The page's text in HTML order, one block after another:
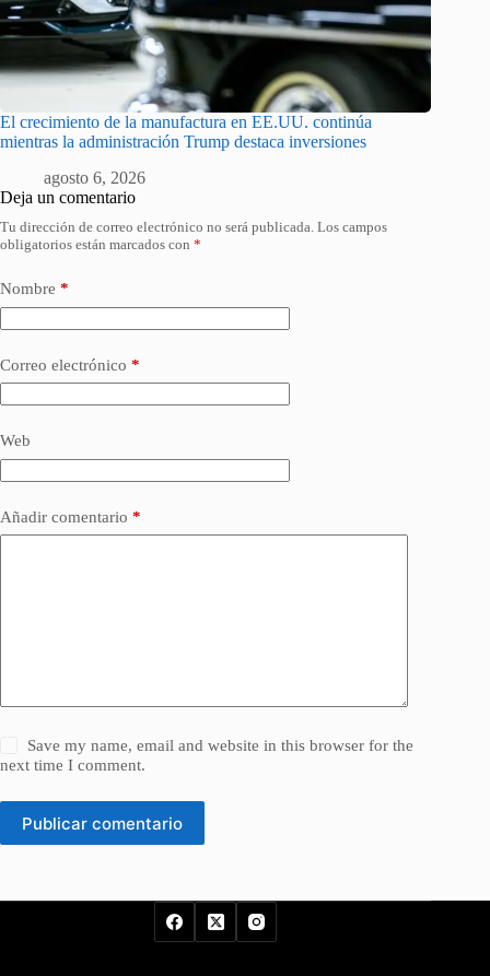
El crecimiento de la manufactura en EE.UU. continúa
mientras la administración Trump destaca inversiones
agosto 6, 2026
Deja un comentario
Tu dirección de correo electrónico no será publicada. Los campos
obligatorios están marcados con *
Nombre *
Correo electrónico *
Web
Añadir comentario *
Save my name, email and website in this browser for the
next time I comment.
Publicar comentario